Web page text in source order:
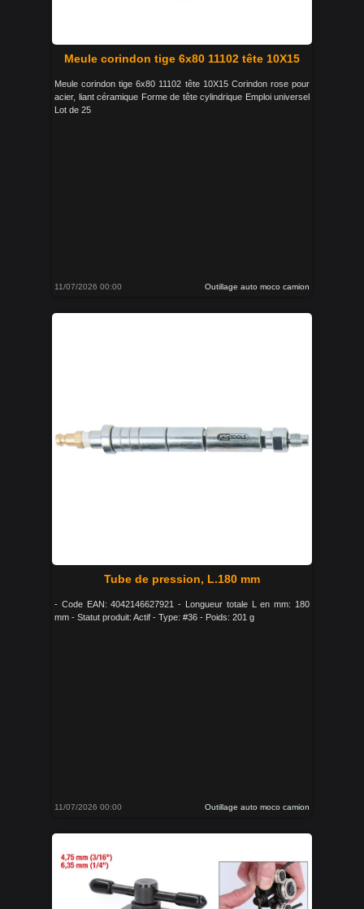
Meule corindon tige 6x80 11102 tête 10X15
Meule corindon tige 6x80 11102 tête 10X15 Corindon rose pour
acier, liant céramique Forme de tête cylindrique Emploi universel
Lot de 25
11/07/2026 00:00 Outillage auto moco camion
Tube de pression, L.180 mm
- Code EAN: 4042146627921 - Longueur totale L en mm: 180
mm - Statut produit: Actif - Type: #36 - Poids: 201 g
11/07/2026 00:00 Outillage auto moco camion